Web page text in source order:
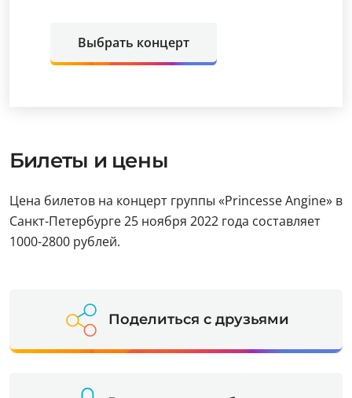
Выбрать концерт
Билеты и цены
Цена билетов на концерт группы «Princesse Angine» в
Санкт-Петербурге 25 ноября 2022 года составляет
1000-2800 рублей.
Поделиться с друзьями